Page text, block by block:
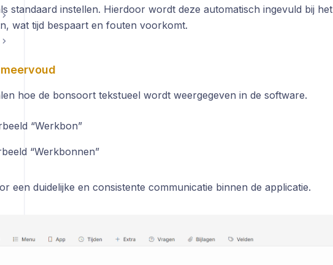
standaard instellen. Hierdoor wordt deze automatisch ingevuld bij het
wat tijd bespaart en fouten voorkomt.
hoe de bonsoort tekstueel wordt weergegeven in de software.
“Werkbon”
“Werkbonnen”
een duidelijke en consistente communicatie binnen de applicatie.